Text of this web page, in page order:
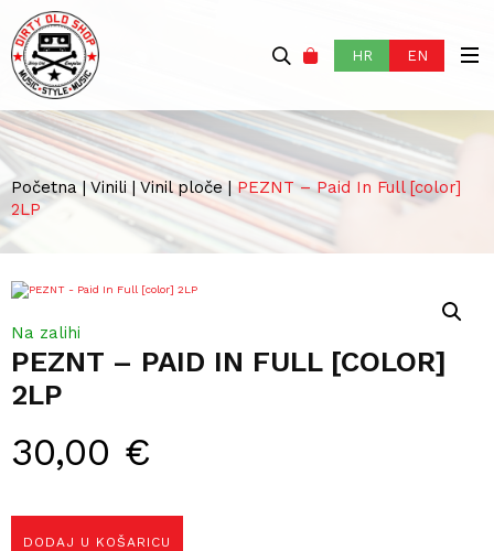
HR EN
Početna | Vinili | Vinil ploče|PEZNT – Paid In Full [color]
2LP
PEZNT – PAID IN FULL [COLOR]
2LP
30,00 €
Na zalihi
DODAJ U KOŠARICU